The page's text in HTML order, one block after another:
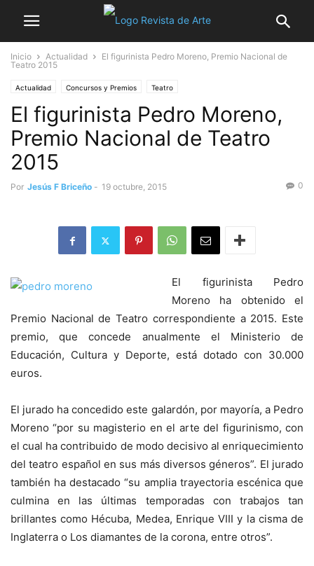
Inicio Actualidad
El figurinista Pedro Moreno, Premio Nacional de
Teatro 2015
Actualidad Concursos y Premios Teatro
El figurinista Pedro Moreno,
Premio Nacional de Teatro
2015
Por Jesús F Briceño - 19 octubre, 2015 0
El figurinista Pedro
Moreno ha obtenido el
Premio Nacional de Teatro correspondiente a 2015. Este
premio, que concede anualmente el Ministerio de
Educación, Cultura y Deporte, está dotado con 30.000
euros.
El jurado ha concedido este galardón, por mayoría, a Pedro
Moreno “por su magisterio en el arte del figurinismo, con
el cual ha contribuido de modo decisivo al enriquecimiento
del teatro español en sus más diversos géneros”. El jurado
también ha destacado “su amplia trayectoria escénica que
culmina en las últimas temporadas con trabajos tan
brillantes como Hécuba, Medea, Enrique VIII y la cisma de
Inglaterra o Los diamantes de la corona, entre otros”.